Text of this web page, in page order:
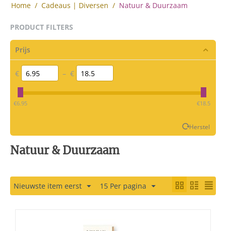
Home / Cadeaus | Diversen / Natuur & Duurzaam
PRODUCT FILTERS
Prijs
€ – €
‎€6.95 ‎€18.5
Herstel
Natuur & Duurzaam
Nieuwste item eerst 15 Per pagina